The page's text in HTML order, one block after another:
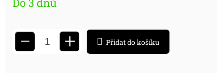
− + Přidat do košíku